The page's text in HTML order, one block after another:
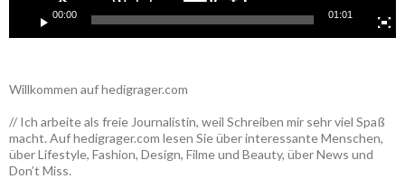
00:00 01:01
Willkommen auf hedigrager.com
// Ich arbeite als freie Journalistin, weil Schreiben mir sehr viel Spaß
macht. Auf hedigrager.com lesen Sie über interessante Menschen,
über Lifestyle, Fashion, Design, Filme und Beauty, über News und
Don’t Miss.